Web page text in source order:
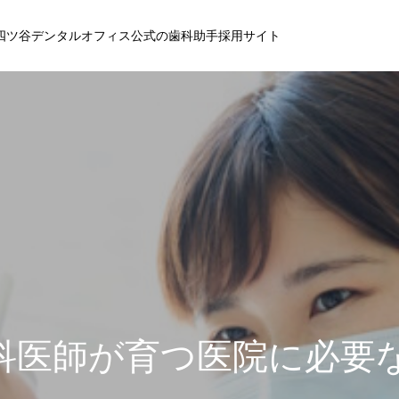
ツ谷デンタルオフィス公式の歯科助手採用サイト
医師が育つ医院に必要